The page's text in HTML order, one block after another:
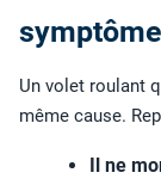
symptôme
Un volet roulant
même cause.
Il ne